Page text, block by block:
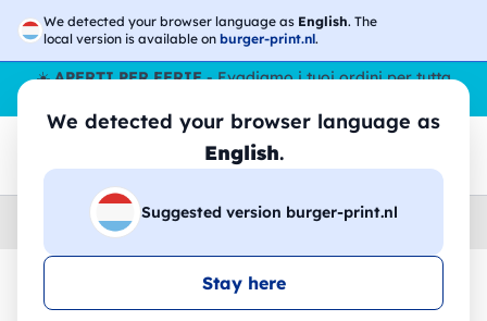
We detected your browser language as English. The
local version is available on burger-print.nl.
We detected your browser language as
English.
Suggested version burger-print.nl
Stay here
☀️APERTI PER FERIE- Evadiamo i tuoi ordini per tutta
Cartoleria › Gomme e Temperamatite
🔥 -30% Stampa DTF